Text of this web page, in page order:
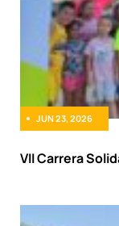
JUN 23, 2026
VII Carrera